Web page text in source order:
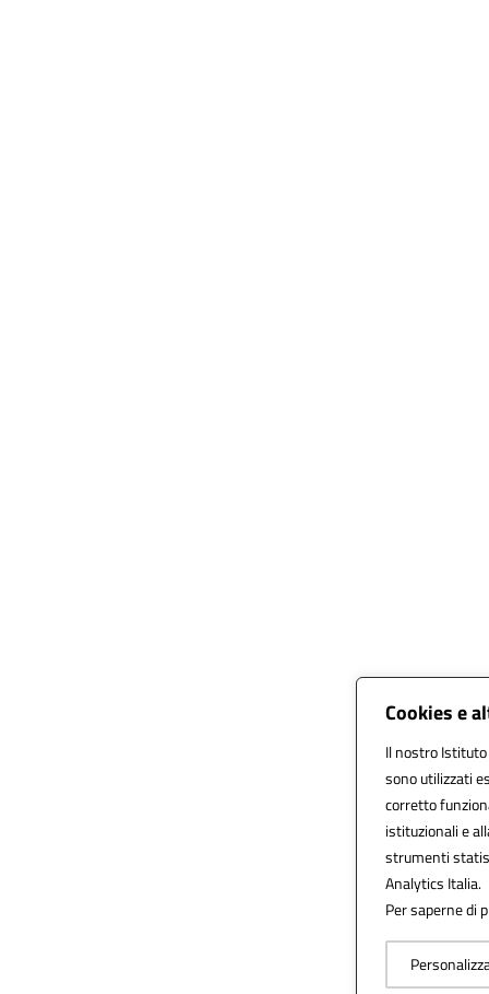
Cookies e
Il nostro
sono utilizzati
corretto
istituzionali e
strumenti
Analytics Italia.
Per saperne di